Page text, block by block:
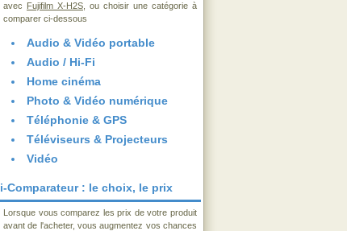
avec Fujifilm X-H2S , ou choisir une catégorie à
comparer ci-dessous
Audio & Vidéo portable
Audio / Hi-Fi
Home cinéma
Photo & Vidéo numérique
Téléphonie & GPS
Téléviseurs & Projecteurs
Vidéo
i-Comparateur : le choix, le prix
Lorsque vous comparez les prix de votre produit
avant de l'acheter, vous augmentez vos chances